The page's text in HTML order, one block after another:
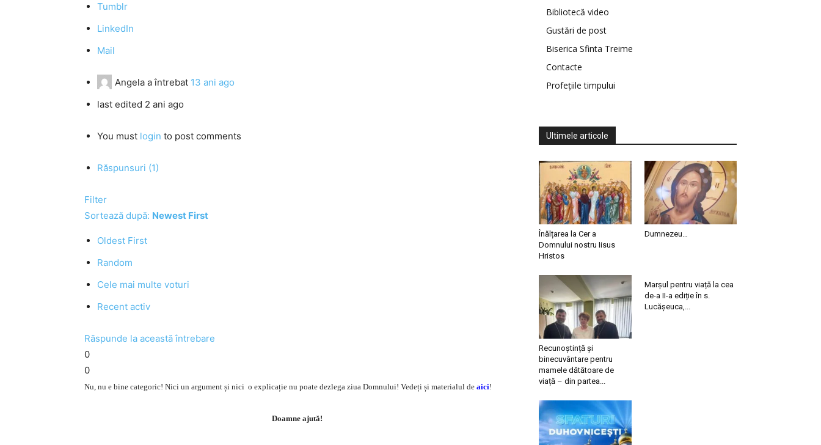
Tumblr
LinkedIn
Mail
Angela a întrebat 13 ani ago
last edited 2 ani ago
You must login to post comments
Răspunsuri (1)
Filter
Sortează după: Newest First
Oldest First
Random
Cele mai multe voturi
Recent activ
Răspunde la această întrebare
0
0
Nu, nu e bine categoric! Nici un argument și nici o explicație nu poate dezlega ziua Domnului! Vedeți și materialul de aici!
Doamne ajută!
Bibliotecă video
Gustări de post
Biserica Sfinta Treime
Contacte
Profețiile timpului
Ultimele articole
Înălțarea la Cer a
Domnului nostru Iisus
Hristos
Dumnezeu…
Recunoștință și
binecuvântare pentru
mamele dătătoare de
viață – din partea...
Marșul pentru viață la cea
de-a II-a ediție în s.
Lucășeuca,...